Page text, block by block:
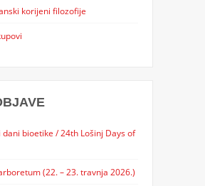
korijeni filozofije
dani bioetike / 24th Lošinj Days of
(22. – 23. travnja 2026.)